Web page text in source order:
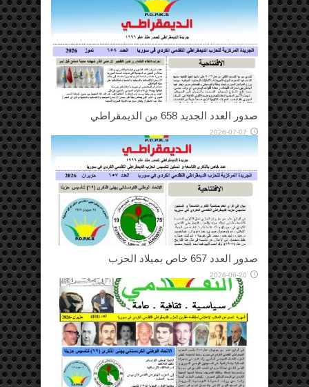
صدور العدد الجديد 658 من الديمقراطي
2026-07-07
صدور العدد 657 خاص بميلاد الحزب
2026-06-20